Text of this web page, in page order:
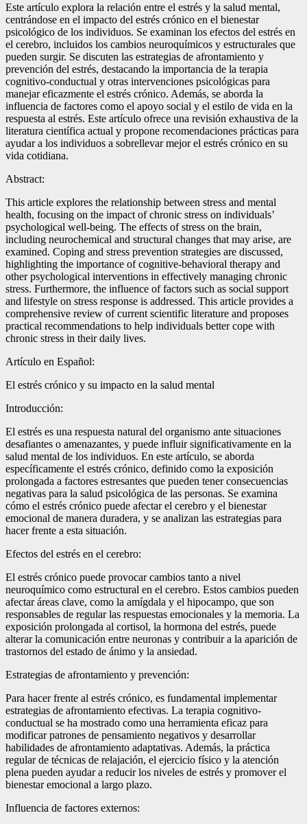
Este artículo explora la relación entre el estrés y la salud mental,
centrándose en el impacto del estrés crónico en el bienestar
psicológico de los individuos. Se examinan los efectos del estrés en
el cerebro, incluidos los cambios neuroquímicos y estructurales que
pueden surgir. Se discuten las estrategias de afrontamiento y
prevención del estrés, destacando la importancia de la terapia
cognitivo-conductual y otras intervenciones psicológicas para
manejar eficazmente el estrés crónico. Además, se aborda la
influencia de factores como el apoyo social y el estilo de vida en la
respuesta al estrés. Este artículo ofrece una revisión exhaustiva de la
literatura científica actual y propone recomendaciones prácticas para
ayudar a los individuos a sobrellevar mejor el estrés crónico en su
vida cotidiana.
Abstract:
This article explores the relationship between stress and mental
health, focusing on the impact of chronic stress on individuals’
psychological well-being. The effects of stress on the brain,
including neurochemical and structural changes that may arise, are
examined. Coping and stress prevention strategies are discussed,
highlighting the importance of cognitive-behavioral therapy and
other psychological interventions in effectively managing chronic
stress. Furthermore, the influence of factors such as social support
and lifestyle on stress response is addressed. This article provides a
comprehensive review of current scientific literature and proposes
practical recommendations to help individuals better cope with
chronic stress in their daily lives.
Artículo en Español:
El estrés crónico y su impacto en la salud mental
Introducción:
El estrés es una respuesta natural del organismo ante situaciones
desafiantes o amenazantes, y puede influir significativamente en la
salud mental de los individuos. En este artículo, se aborda
específicamente el estrés crónico, definido como la exposición
prolongada a factores estresantes que pueden tener consecuencias
negativas para la salud psicológica de las personas. Se examina
cómo el estrés crónico puede afectar el cerebro y el bienestar
emocional de manera duradera, y se analizan las estrategias para
hacer frente a esta situación.
Efectos del estrés en el cerebro:
El estrés crónico puede provocar cambios tanto a nivel
neuroquímico como estructural en el cerebro. Estos cambios pueden
afectar áreas clave, como la amígdala y el hipocampo, que son
responsables de regular las respuestas emocionales y la memoria. La
exposición prolongada al cortisol, la hormona del estrés, puede
alterar la comunicación entre neuronas y contribuir a la aparición de
trastornos del estado de ánimo y la ansiedad.
Estrategias de afrontamiento y prevención:
Para hacer frente al estrés crónico, es fundamental implementar
estrategias de afrontamiento efectivas. La terapia cognitivo-
conductual se ha mostrado como una herramienta eficaz para
modificar patrones de pensamiento negativos y desarrollar
habilidades de afrontamiento adaptativas. Además, la práctica
regular de técnicas de relajación, el ejercicio físico y la atención
plena pueden ayudar a reducir los niveles de estrés y promover el
bienestar emocional a largo plazo.
Influencia de factores externos: